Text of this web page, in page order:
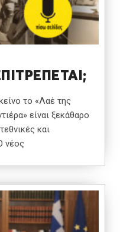
το «Λαέ της
είναι ξεκάθαρο
και
νέος